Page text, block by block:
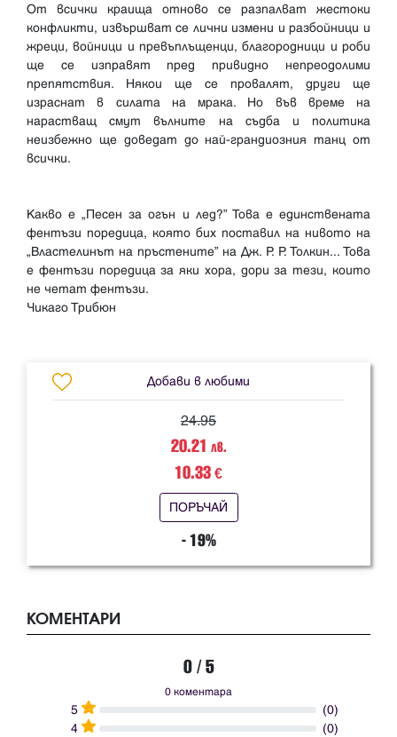
От всички краища отново се разпалват жестоки
конфликти, извършват се лични измени и разбойници и
жреци, войници и превъплъщенци, благородници и роби
ще се изправят пред привидно непреодолими
препятствия. Някои ще се провалят, други ще
израснат в силата на мрака. Но във време на
нарастващ смут вълните на съдба и политика
неизбежно ще доведат до най-грандиозния танц от
всички.
Какво е „Песен за огън и лед?” Това е единствената
фентъзи поредица, която бих поставил на нивото на
„Властелинът на пръстените” на Дж. Р. Р. Толкин... Това
е фентъзи поредица за яки хора, дори за тези, които
не четат фентъзи.
Чикаго Трибюн
Добави в любими
24.95
20.21 лв.
10.33 €
ПОРЪЧАЙ
- 19%
КОМЕНТАРИ
0 / 5
0 коментара
5
(0)
4
(0)